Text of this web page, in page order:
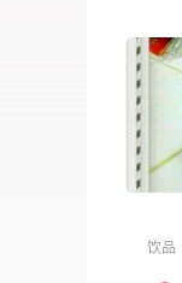
饮品